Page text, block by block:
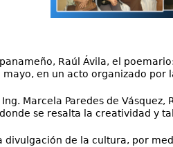
Raúl Ávila, el
en un acto organizado por
Marcela Paredes de Vásquez,
se resalta la creatividad y
de la cultura, por